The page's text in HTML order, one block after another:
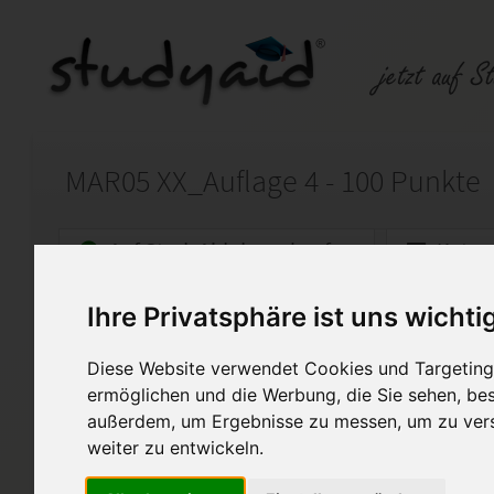
Ihre Privatsphäre ist uns
Diese Website verwendet Cookies und
ermöglichen und die Werbung, die Sie sehen,
außerdem, um Ergebnisse zu messen, um zu
weiter zu entwickeln.
MAR05 XX_Auflage 4 - 100 Punkte
Auf StudyAid.de verkaufen
Startseite Marketing
Produkt- und
Für die Einsendeaufgabe
Fernstudium schloss ich mit
einzeln und im Paket